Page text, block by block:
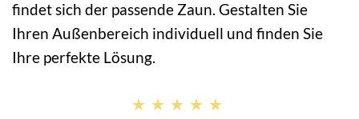
findet sich der passende Zaun. Gestalten Sie
Ihren Außenbereich individuell und finden Sie
Ihre perfekte Lösung.
★★★★★
★★★★★